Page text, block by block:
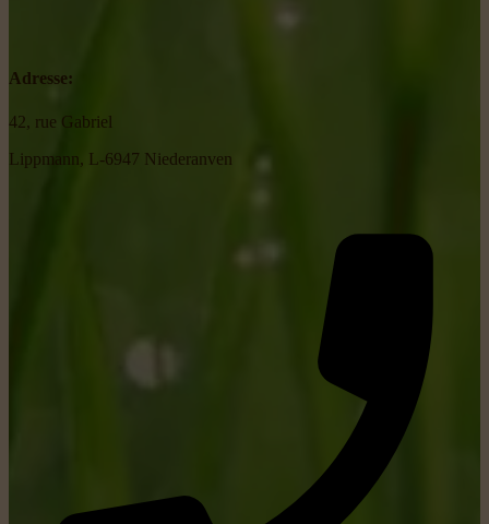
Adresse:
42, rue Gabriel
Lippmann, L-6947 Niederanven